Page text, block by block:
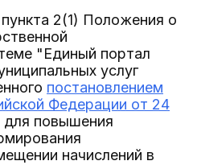
2(1) Положения о
"Единый портал
услуг
постановлением
Федерации от 24
для повышения
начислений в